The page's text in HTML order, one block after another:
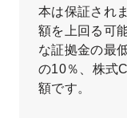
本は保証され
額を上回る可
な証拠金の最
の10％、株式
額です。